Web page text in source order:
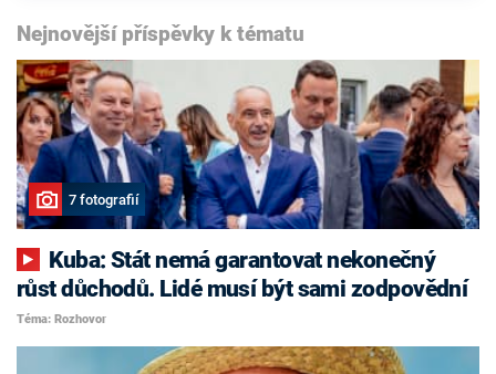
Nejnovější příspěvky k tématu
7 fotografií
růst důchodů. Lidé musí být sami zodpovědní
Téma: Rozhovor